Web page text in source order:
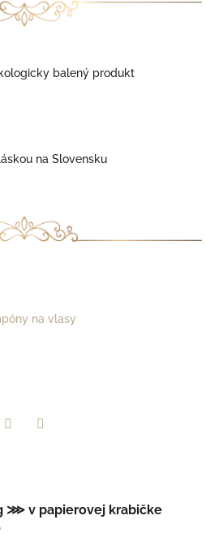
balený produkt
na Slovensku
na vlasy
⋙ v papierovej krabičke